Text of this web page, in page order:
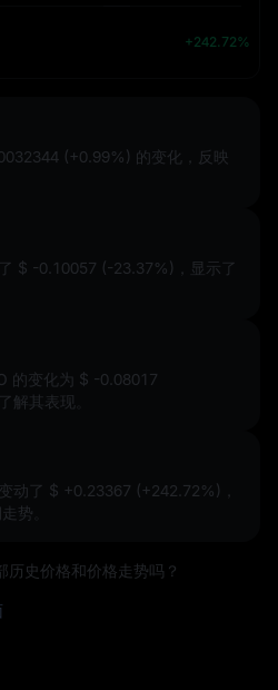
+242.72%
(+0.99%) 的变化，反映
$ -0.10057 (-23.37%)
，显示了
的变化为 $ -0.08017
解其表现。
动了 $ +0.23367 (+242.72%)
势。
史价格和价格走势吗？